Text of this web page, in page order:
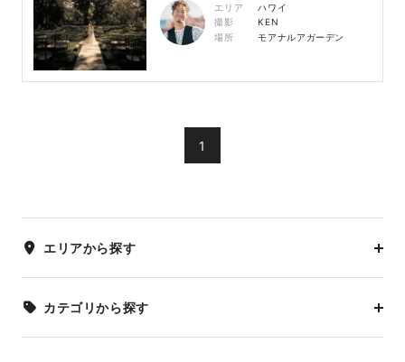
エリア
ハワイ
撮影
KEN
場所
モアナルアガーデン
1
エリアから探す
カテゴリから探す